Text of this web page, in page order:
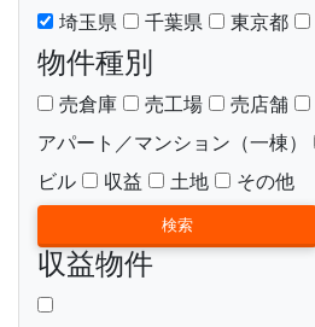
埼玉県 千葉県 東京都
物件種別
売倉庫 売工場 売店舗
アパート／マンション（一棟）
ビル
収益 土地 その他
収益物件